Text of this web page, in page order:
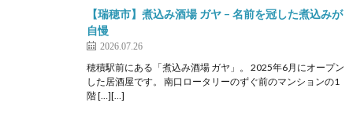
【瑞穂市】煮込み酒場 ガヤ – 名前を冠した煮込みが
自慢
2026.07.26
穂積駅前にある「煮込み酒場 ガヤ」。 2025年6月にオープン
した居酒屋です。 南口ロータリーのずぐ前のマンションの1
階 […][…]